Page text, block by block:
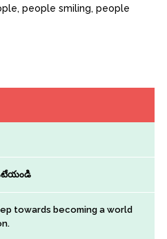
towards becoming a world